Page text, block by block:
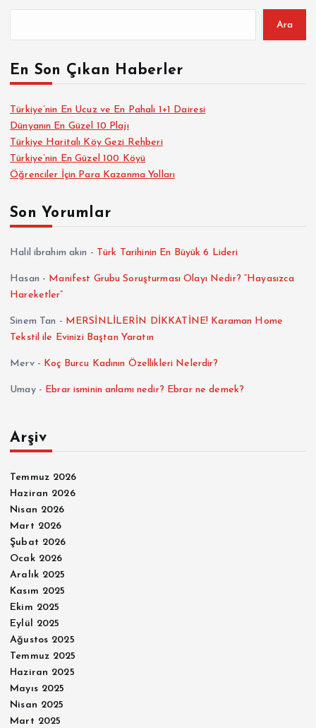
Ara
En Son Çıkan Haberler
Türkiye’nin En Ucuz ve En Pahalı 1+1 Dairesi
Dünyanın En Güzel 10 Plajı
Türkiye Haritalı Köy Gezi Rehberi
Türkiye’nin En Güzel 100 Köyü
Öğrenciler İçin Para Kazanma Yolları
Son Yorumlar
Halil ibrahim akın - Türk Tarihinin En Büyük 6 Lideri
Hasan - Manifest Grubu Soruşturması Olayı Nedir? “Hayasızca
Hareketler”
Sinem Tan - MERSİNLİLERİN DİKKATİNE! Karaman Home
Tekstil ile Evinizi Baştan Yaratın
Merv- Koç Burcu Kadının Özellikleri Nelerdir?
Umay- Ebrar isminin anlamı nedir? Ebrar ne demek?
Arşiv
Temmuz 2026
Haziran 2026
Nisan 2026
Mart 2026
Şubat 2026
Ocak 2026
Aralık 2025
Kasım 2025
Ekim 2025
Eylül 2025
Ağustos 2025
Temmuz 2025
Haziran 2025
Mayıs 2025
Nisan 2025
Mart 2025